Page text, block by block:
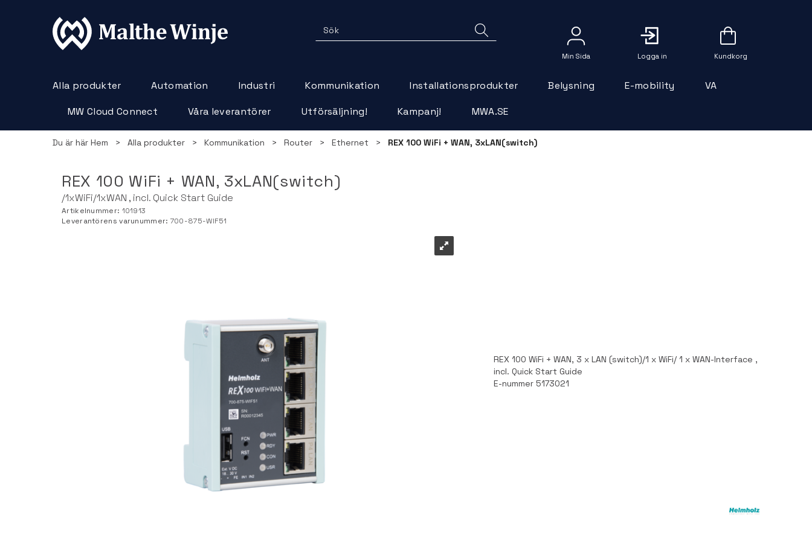
Logga in
Alla produkter Automation Industri Kommunikation Installationsprodukter Belysning E-mobility VA
MW Cloud Connect Våra leverantörer Utförsäljning! Kampanj! MWA.SE
Du är här Hem > Alla produkter > Kommunikation > Router > Ethernet > REX 100 WiFi + WAN, 3xLAN(switch)
REX 100 WiFi + WAN, 3xLAN(switch)
/1xWiFi/1xWAN , incl. Quick Start Guide
Artikelnummer: 101913
Leverantörens varunummer: 700-875-WIF51
REX 100 WiFi + WAN, 3 x LAN (switch)/1 x WiFi/ 1 x WAN-Interface ,
incl. Quick Start Guide
E-nummer 5173021